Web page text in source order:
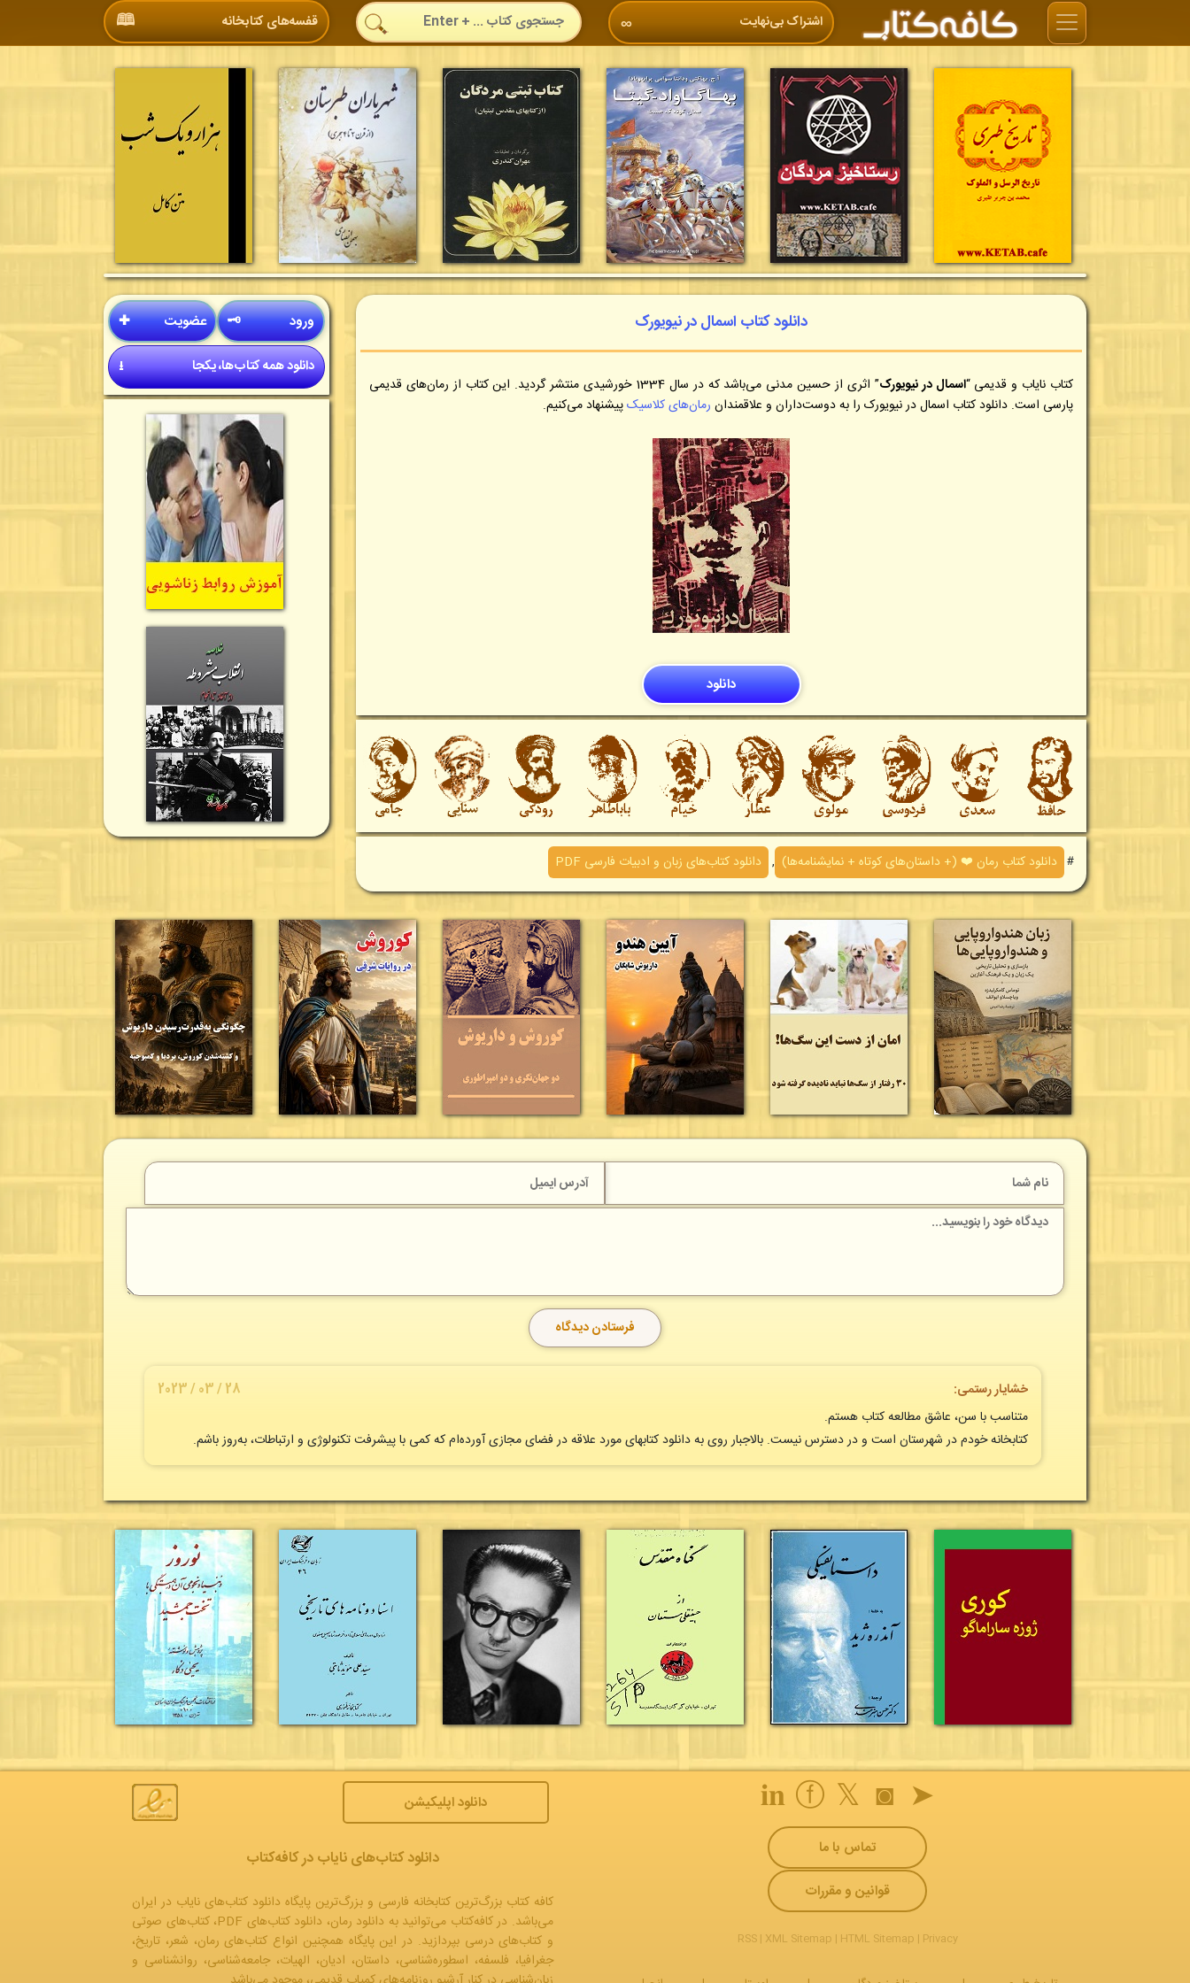
∞ اشتراک بی‌نهایت قفسه‌های کتابخانه 🕮
دانلود کتاب اسمال در نیویورک
کتاب نایاب و قدیمی “اسمال در نیویورک
” اثری از حسین مدنی می‌باشد که در سال 1334 خورشیدی منتشر گردید. این کتاب از رمان‌های قدیمی
پارسی است. دانلود کتاب اسمال در نیویورک را به دوست‌داران و علاقمندان رمان‌های کلاسیکپیشنهاد می‌کنیم.
دانلود
＃ دانلود کتاب رمان ❤️ (+ داستان‌های کوتاه + نمایشنامه‌ها) , دانلود کتاب‌های زبان و ادبیات فارسی PDF
🗝 ورود ✚ عضویت
⭳ دانلود همه کتاب‌ها، یکجا
خشایار رستمی:
28 / 03 / 2023
متناسب با سن، عاشق مطالعه کتاب هستم.
کتابخانه خودم در شهرستان است و در دسترس نیست. بالاجبار روی به دانلود کتابهای مورد علاقه در فضای مجازی آورده‌ام که کمی با پیشرفت تکنولوژی و ارتباطات، به‌روز باشم.
➤
◙
𝕏
ⓕ
𝐢𝐧
تماس با ما
قوانین و مقررات
RSS| XML Sitemap | HTML Sitemap | Privacy
دانلود اپلیکیشن
دانلود کتاب‌های نایاب در کافه‌کتاب
کافه کتاب بزرگ‌ترین کتابخانه فارسی و بزرگ‌ترین پایگاه دانلود کتاب‌های نایاب در ایران
می‌باشد. در کافه‌کتاب می‌توانید به دانلود رمان، دانلود کتاب‌های PDF،
کتاب‌های صوتی
و کتاب‌های درسی بپردازید. در این پایگاه همچنین انواع کتاب‌های رمان، شعر، تاریخ،
جغرافیا، فلسفه، اسطوره‌شناسی، داستان، ادیان، الهیات، جامعه‌شناسی، روانشناسی و